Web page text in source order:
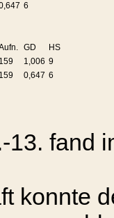
6
GD
HS
159 1,006 9
159 0,647 6
13. fand
konnte